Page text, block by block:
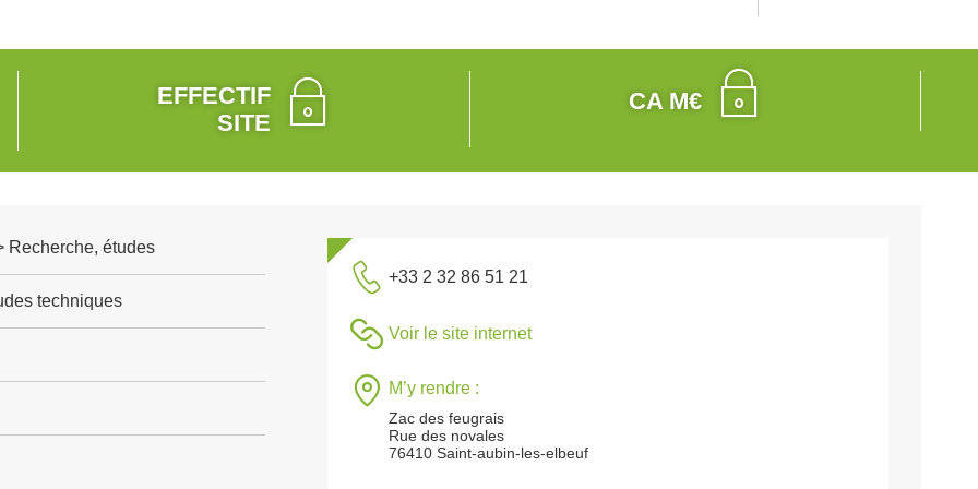
EFFECTIF
SITE
CA M€
Recherche, études
techniques
+33 2 32 86 51 21
Voir le site internet
M’y rendre :
Zac des feugrais
Rue des novales
76410 Saint-aubin-les-elbeuf